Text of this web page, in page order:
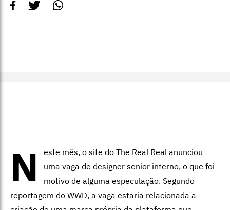
N
este mês, o site do The Real Real anunciou
uma vaga de designer senior interno, o que foi
motivo de alguma especulação. Segundo
reportagem do WWD, a vaga estaria relacionada a